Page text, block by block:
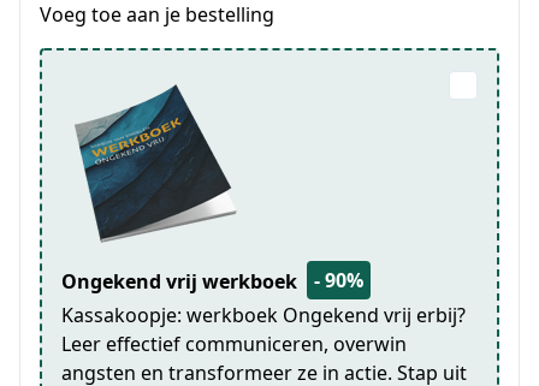
Voeg toe aan je bestelling
Ongekend vrij werkboek
- 90%
Kassakoopje: werkboek Ongekend vrij erbij?
Leer effectief communiceren, overwin
angsten en transformeer ze in actie. Stap uit